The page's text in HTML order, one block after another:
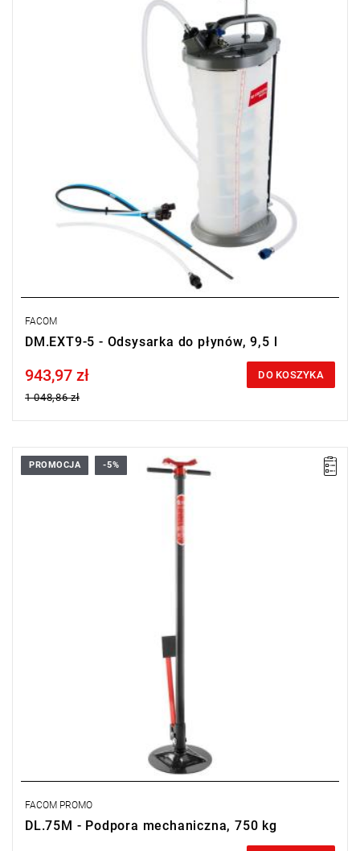
FACOM
DM.EXT9-5 - Odsysarka do płynów, 9,5 l
Price tax included
943,97 zł
1 048,86 zł
DO KOSZYKA
• Waga: 17,8 kg.
(Naprawa lub bezpłatna wymiana w zakresie
PROMOCJA -5%
FACOM PROMO
DL.75M - Podpora mechaniczna, 750 kg